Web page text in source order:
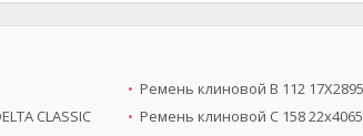
Ремень клиновой B 112
CLASSIC
Ремень клиновой C 158